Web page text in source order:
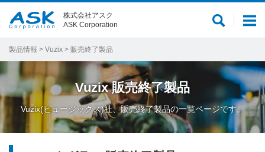
メ
ー
サ
内
検
株式会社アスク
ASK Corporation
製品情報 > Vuzix > 販売終了製品
Vuzix 販売終了製品
Vuzix(ビュージックス)社、販売終了製品の一覧ページです。